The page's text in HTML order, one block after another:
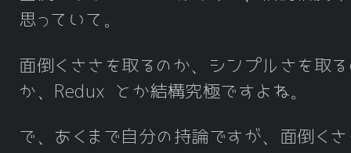
思っていて。
面倒くささを取るのか、シンプルさを取る
か、Redux とか結構究極ですよね。
で、あくまで自分の持論ですが、面倒くさ